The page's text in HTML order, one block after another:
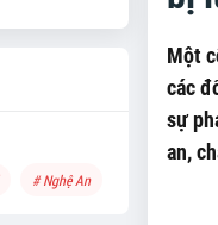
Một
các
sự
an,
# Nghệ An